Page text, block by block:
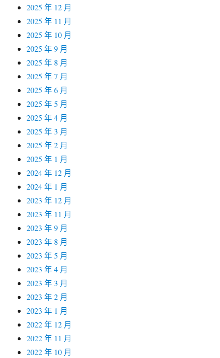
2025 年 12 月
2025 年 11 月
2025 年 10 月
2025 年 9 月
2025 年 8 月
2025 年 7 月
2025 年 6 月
2025 年 5 月
2025 年 4 月
2025 年 3 月
2025 年 2 月
2025 年 1 月
2024 年 12 月
2024 年 1 月
2023 年 12 月
2023 年 11 月
2023 年 9 月
2023 年 8 月
2023 年 5 月
2023 年 4 月
2023 年 3 月
2023 年 2 月
2023 年 1 月
2022 年 12 月
2022 年 11 月
2022 年 10 月